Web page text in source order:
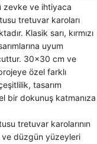
zevke ve ihtiyaca
tretuvar karoları
Klasik sarı, kırmızı
uyum
30×30 cm ve
özel farklı
tasarım
bir dokunuş katmanıza
tretuvar karolarının
ve düzgün yüzeyleri